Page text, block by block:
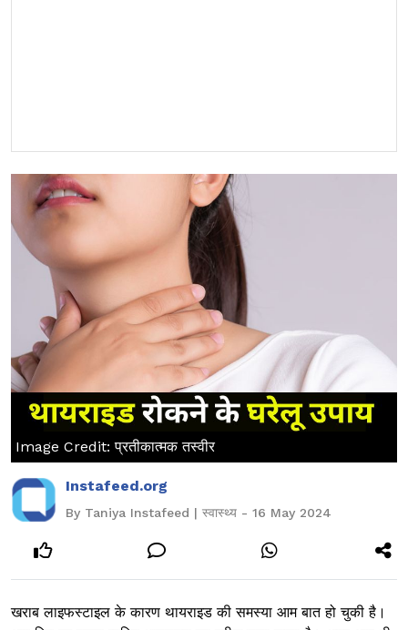
Image Credit: प्रतीकात्मक तस्वीर
Instafeed.org
By Taniya Instafeed | स्वास्थ्य - 16 May 2024
खराब लाइफस्टाइल के कारण थायराइड की समस्या आम बात हो चुकी है।